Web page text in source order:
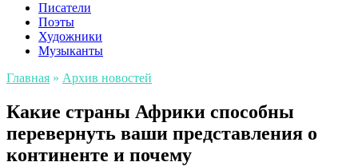
Писатели
Поэты
Художники
Музыканты
Главная » Архив новостей
Какие страны Африки способны
перевернуть ваши представления о
континенте и почему